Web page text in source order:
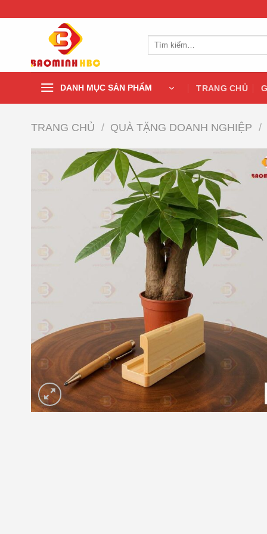
Tìm
DANH MỤC SẢN PHẨM TRANG CHỦ
TRANG CHỦ / QUÀ TẶNG DOANH NGHIỆP /